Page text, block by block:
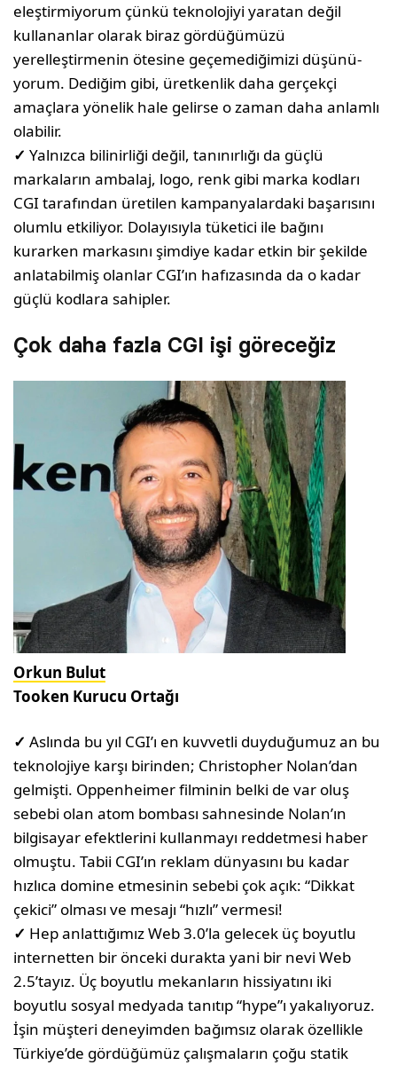
eleştirmiyorum çünkü teknolojiyi yaratan değil
kullananlar olarak bi­raz gördüğümüzü
yerelleştirmenin ötesine geçemediğimizi düşünü­
yorum. Dediğim gibi, üretkenlik daha gerçekçi
amaçlara yönelik hale gelirse o zaman daha anlamlı
olabilir.
✓Yalnızca bilinirliği değil, tanınırlığı da güçlü
markaların ambalaj, logo, renk gibi marka kodları
CGI tarafından üretilen kampanyalardaki başarısını
olumlu etkiliyor. Dolayısıyla tüketici ile bağını
kurarken markasını şimdiye kadar etkin bir şekilde
anlatabilmiş olanlar CGI’ın hafızasında da o kadar
güçlü kodlara sahipler.
Çok daha fazla CGI işi göreceğiz
Orkun Bulut
Tooken Kurucu Ortağı
✓Aslında bu yıl CGI’ı en kuvvetli duyduğumuz an bu
teknolojiye karşı birinden; Christopher Nolan’dan
gelmişti. Oppenheimer filminin belki de var oluş
sebebi olan atom bombası sahnesinde Nolan’ın
bilgisayar efektlerini kullanmayı reddetmesi haber
olmuştu. Tabii CGI’ın reklam dünyasını bu kadar
hızlıca domine etmesinin sebebi çok açık: “Dikkat
çekici” olması ve mesajı “hızlı” vermesi!
✓ Hep anlattığımız Web 3.0’la gelecek üç boyutlu
internetten bir önceki durakta yani bir nevi Web
2.5’tayız. Üç boyutlu mekanların hissiyatını iki
boyutlu sosyal medyada tanıtıp “hype”ı yakalıyoruz.
İşin müşteri deneyimden bağımsız olarak özellikle
Türkiye’de gördüğümüz çalışmaların çoğu statik